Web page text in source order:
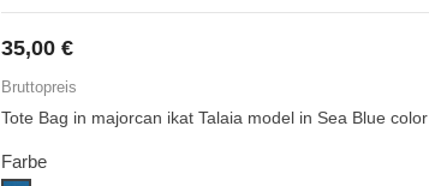
35,00 €
Bruttopreis
Tote Bag in majorcan ikat Talaia model in Sea Blue color
Farbe